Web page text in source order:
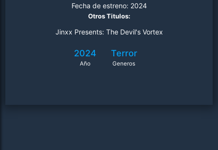
Fecha de estreno: 2024
Otros Titulos:
Jinxx Presents: The Devil's Vortex
2024
Año
Terror
Generos